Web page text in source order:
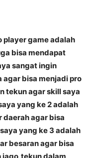
player game adalah
bisa mendapat
sangat ingin
agar bisa menjadi pro
tekun agar skill saya
yang ke 2 adalah
daerah agar bisa
yang ke 3 adalah
besaran agar bisa